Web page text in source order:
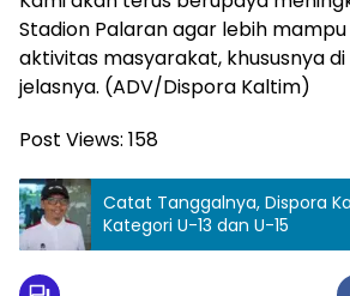
Stadion Palaran agar lebih
aktivitas masyarakat, khususnya
jelasnya. (ADV/Dispora Kaltim)
Post Views: 158
Catat Tanggalnya, Dispora
Kategori U-13 dan U-15